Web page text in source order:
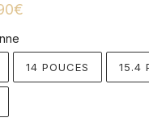
€
14 POUCES 15.4